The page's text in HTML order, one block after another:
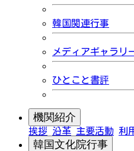
韓国関連行事
メディアギャラリ
ひとこと書評
機関紹介
挨拶 沿革 主要活動 利
韓国文化院行事